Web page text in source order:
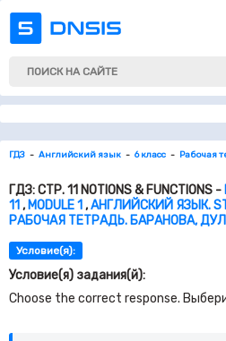
ГДЗ Английский язык 6 класс Рабочая
ГДЗ: СТР. 11 NOTIONS & FUNCTIONS -
11, MODULE 1,АНГЛИЙСКИЙ ЯЗЫК.
РАБОЧАЯ ТЕТРАДЬ. БАРАНОВА,
Условие(я):
Условие(я) задания(й):
Choose the correct response.